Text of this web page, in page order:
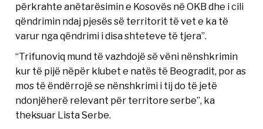
përkrahte anëtarësimin e Kosovës në OKB dhe i cili
qëndrimin ndaj pjesës së territorit të vet e ka të
varur nga qëndrimi i disa shteteve të tjera”.
“Trifunoviq mund të vazhdojë së vëni nënshkrimin
kur të pijë nëpër klubet e natës të Beogradit, por as
mos të ëndërrojë se nënshkrimi i tij do të jetë
ndonjëherë relevant për territore serbe”, ka
theksuar Lista Serbe.